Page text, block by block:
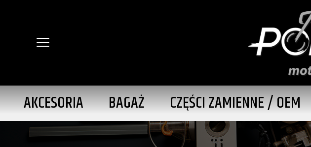
AKCESORIA BAGAŻ CZĘŚCI ZAMIENNE / OEM